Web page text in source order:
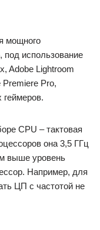
мощного
под использование
Adobe Lightroom
Premiere Pro,
CPU – тактовая
она 3,5 ГГц
выше уровень
Например, для
ЦП с частотой не